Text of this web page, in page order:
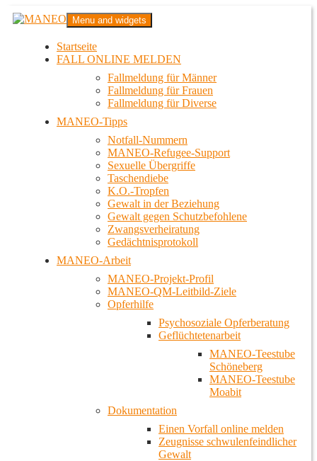
Zum
InhaltMANEO
Das schwule Anti-Gewalt-Projekt in Berlin
Menu and widgets
Startseite
FALL ONLINE MELDEN
Fallmeldung für Männer
Fallmeldung für Frauen
Fallmeldung für Diverse
MANEO-Tipps
Notfall-Nummern
MANEO-Refugee-Support
Sexuelle Übergriffe
Taschendiebe
K.O.-Tropfen
Gewalt in der Beziehung
Gewalt gegen Schutzbefohlene
Zwangsverheiratung
Gedächtnisprotokoll
MANEO-Arbeit
MANEO-Projekt-Profil
MANEO-QM-Leitbild-Ziele
Opferhilfe
Psychosoziale Opferberatung
Geflüchtetenarbeit
MANEO-Teestube
Schöneberg
MANEO-Teestube
Moabit
Dokumentation
Einen Vorfall online melden
Zeugnisse schwulenfeindlicher
Gewalt